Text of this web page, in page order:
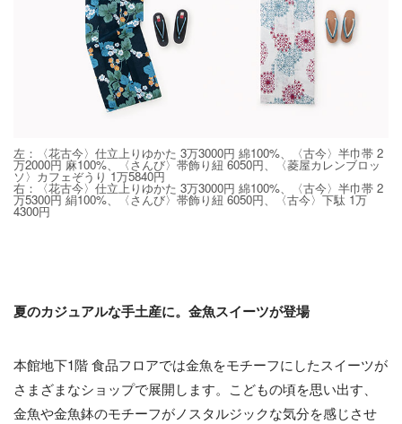
左：〈花古今〉仕立上りゆかた 3万3000円 綿100%、〈古今〉半巾帯 2
万2000円 麻100%、〈さんび〉帯飾り紐 6050円、〈菱屋カレンブロッ
ソ〉カフェぞうり 1万5840円
右：〈花古今〉仕立上りゆかた 3万3000円 綿100%、〈古今〉半巾帯 2
万5300円 絹100%、〈さんび〉帯飾り紐 6050円、〈古今〉下駄 1万
4300円
夏のカジュアルな手土産に。金魚スイーツが登場
本館地下1階 食品フロアでは金魚をモチーフにしたスイーツが
さまざまなショップで展開します。こどもの頃を思い出す、
金魚や金魚鉢のモチーフがノスタルジックな気分を感じさせ